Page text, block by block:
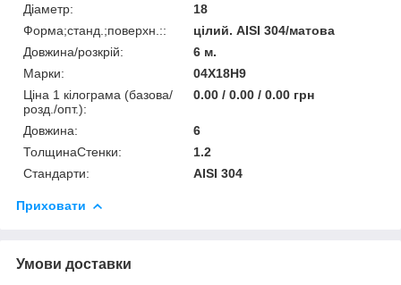
Діаметр:
18
Форма;станд.;поверхн.::
цілий. AISI 304/матова
Довжина/розкрій:
6 м.
Марки:
04Х18Н9
Ціна 1 кілограма (базова/
розд./опт.):
0.00 / 0.00 / 0.00 грн
Довжина:
6
ТолщинаСтенки:
1.2
Стандарти:
AISI 304
Приховати
Умови доставки